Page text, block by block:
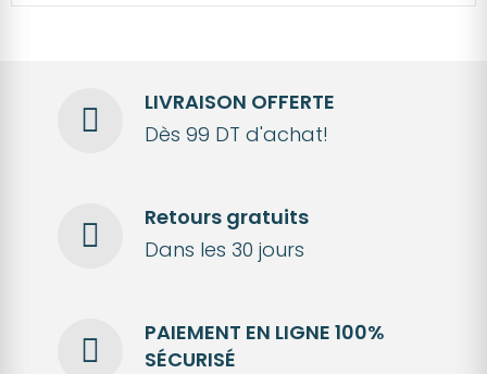
LIVRAISON OFFERTE
Dès 99 DT d'achat!
Retours gratuits
Dans les 30 jours
PAIEMENT EN LIGNE 100%
SÉCURISÉ